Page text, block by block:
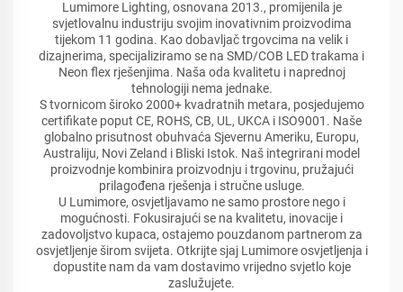
Lumimore Lighting, osnovana 2013., promijenila je
svjetlovalnu industriju svojim inovativnim proizvodima
tijekom 11 godina. Kao dobavljač trgovcima na velik i
dizajnerima, specijaliziramo se na SMD/COB LED trakama i
Neon flex rješenjima. Naša oda kvalitetu i naprednoj
tehnologiji nema jednake.
S tvornicom široko 2000+ kvadratnih metara, posjedujemo
certifikate poput CE, ROHS, CB, UL, UKCA i ISO9001. Naše
globalno prisutnost obuhvaća Sjevernu Ameriku, Europu,
Australiju, Novi Zeland i Bliski Istok. Naš integrirani model
proizvodnje kombinira proizvodnju i trgovinu, pružajući
prilagođena rješenja i stručne usluge.
U Lumimore, osvjetljavamo ne samo prostore nego i
mogućnosti. Fokusirajući se na kvalitetu, inovacije i
zadovoljstvo kupaca, ostajemo pouzdanom partnerom za
osvjetljenje širom svijeta. Otkrijte sjaj Lumimore osvjetljenja i
dopustite nam da vam dostavimo vrijedno svjetlo koje
zaslužujete.